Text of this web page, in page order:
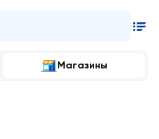
Магазины